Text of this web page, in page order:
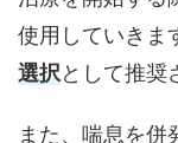
使用していきま
選択として推奨
また、喘息を併